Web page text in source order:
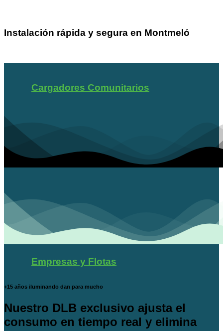
Cargadores Comunitarios
Empresas y Flotas
Instalación rápida y segura en Montmeló
+15 años iluminando dan para mucho
Nuestro DLB exclusivo ajusta el
consumo en tiempo real y elimina